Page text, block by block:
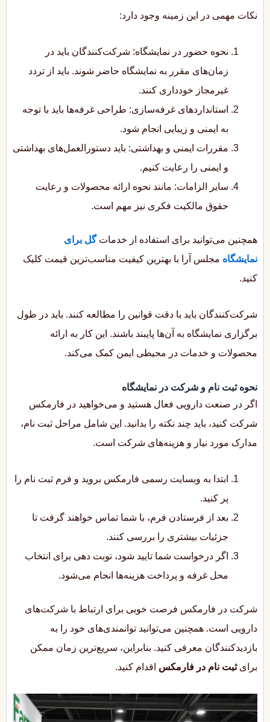
نکات مهمی در این زمینه وجود دارد:
نحوه حضور در نمایشگاه: شرکت‌کنندگان باید در
زمان‌های مقرر به نمایشگاه حاضر شوند. باید از تردد
غیرمجاز خودداری کنند.
استانداردهای غرفه‌سازی: طراحی غرفه‌ها باید با توجه
به ایمنی و زیبایی انجام شود.
مقررات ایمنی و بهداشتی: باید دستورالعمل‌های بهداشتی
و ایمنی را رعایت کنیم.
سایر الزامات: مانند نحوه ارائه محصولات و رعایت
حقوق مالکیت فکری نیز مهم است.
همچنین می‌توانید برای استفاده از خدماتگل برای
نمایشگاه مجلس آرا با بهترین کیفیت مناسب‌ترین قیمت کلیک
کنید.
شرکت‌کنندگان باید با دقت قوانین را مطالعه کنند. باید در طول
برگزاری نمایشگاه به آن‌ها پایبند باشند. این کار به ارائه
محصولات و خدمات در محیطی ایمن کمک می‌کند.
نحوه ثبت نام و شرکت در نمایشگاه
اگر در صنعت دارویی فعال هستید و می‌خواهید در فارمکس
شرکت کنید، باید چند نکته را بدانید. این شامل مراحل ثبت نام،
مدارک مورد نیاز و هزینه‌های شرکت است.
ابتدا به وبسایت رسمی فارمکس بروید و فرم ثبت نام را
پر کنید.
بعد از فرستادن فرم، با شما تماس خواهند گرفت تا
جزئیات بیشتری را بررسی کنند.
اگر درخواست شما تایید شود، نوبت دهی برای انتخاب
محل غرفه و پرداخت هزینه‌ها انجام می‌شود.
شرکت در فارمکس فرصت خوبی برای ارتباط با شرکت‌های
دارویی است. همچنین می‌توانید توانمندی‌های خود را به
بازدیدکنندگان معرفی کنید. بنابراین، سریع‌ترین زمان ممکن
برایثبت نام در فارمکس اقدام کنید.